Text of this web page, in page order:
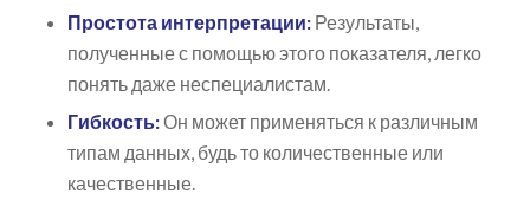
Простота интерпретации:Результаты,
полученные с помощью этого показателя, легко
понять даже неспециалистам.
Гибкость:Он может применяться к различным
типам данных, будь то количественные или
качественные.